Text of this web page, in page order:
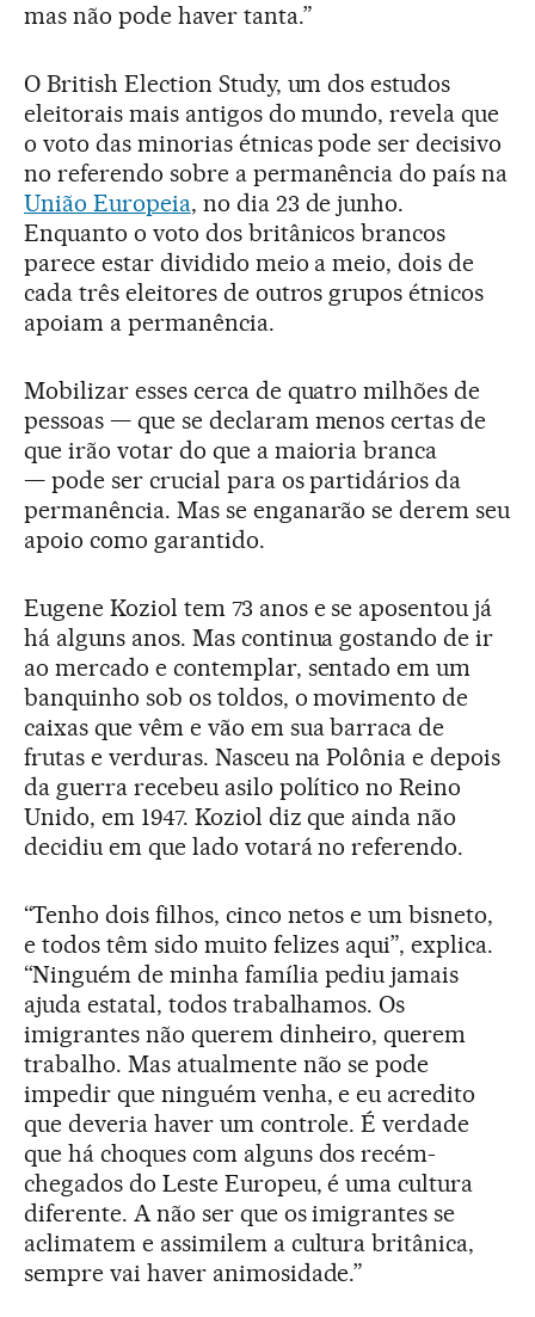
mas não pode haver tanta.”
O British Election Study, um dos estudos
eleitorais mais antigos do mundo, revela que
o voto das minorias étnicas pode ser decisivo
no referendo sobre a permanência do país na
União Europeia, no dia 23 de junho.
Enquanto o voto dos britânicos brancos
parece estar dividido meio a meio, dois de
cada três eleitores de outros grupos étnicos
apoiam a permanência.
Mobilizar esses cerca de quatro milhões de
pessoas — que se declaram menos certas de
que irão votar do que a maioria branca
— pode ser crucial para os partidários da
permanência. Mas se enganarão se derem seu
apoio como garantido.
Eugene Koziol tem 73 anos e se aposentou já
há alguns anos. Mas continua gostando de ir
ao mercado e contemplar, sentado em um
banquinho sob os toldos, o movimento de
caixas que vêm e vão em sua barraca de
frutas e verduras. Nasceu na Polônia e depois
da guerra recebeu asilo político no Reino
Unido, em 1947. Koziol diz que ainda não
decidiu em que lado votará no referendo.
“Tenho dois filhos, cinco netos e um bisneto,
e todos têm sido muito felizes aqui”, explica.
“Ninguém de minha família pediu jamais
ajuda estatal, todos trabalhamos. Os
imigrantes não querem dinheiro, querem
trabalho. Mas atualmente não se pode
impedir que ninguém venha, e eu acredito
que deveria haver um controle. É verdade
que há choques com alguns dos recém-
chegados do Leste Europeu, é uma cultura
diferente. A não ser que os imigrantes se
aclimatem e assimilem a cultura britânica,
sempre vai haver animosidade.”